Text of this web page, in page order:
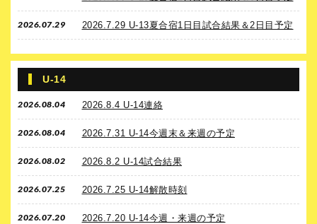
2026.07.29 2026.7.29 U-13夏合宿1日目試合結果＆2日目予定
U-14
2026.08.04 2026.8.4 U-14連絡
2026.08.04 2026.7.31 U-14今週末＆来週の予定
2026.08.02 2026.8.2 U-14試合結果
2026.07.25 2026.7.25 U-14解散時刻
2026.07.20 2026.7.20 U-14今週・来週の予定